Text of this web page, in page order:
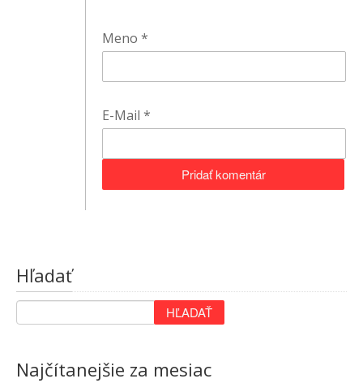
Meno*
E-Mail*
Hľadať
Najčítanejšie za mesiac